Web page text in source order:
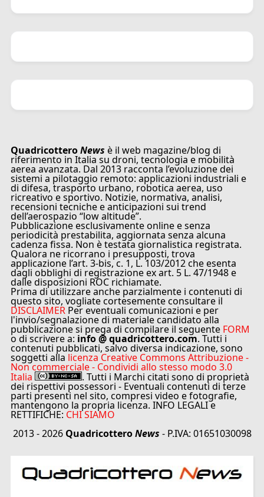
QuadricotteroNews è il web magazine/blog di
riferimento in Italia su droni, tecnologia e mobilità
aerea avanzata. Dal 2013 racconta l’evoluzione dei
sistemi a pilotaggio remoto: applicazioni industriali e
di difesa, trasporto urbano, robotica aerea, uso
ricreativo e sportivo. Notizie, normativa, analisi,
recensioni tecniche e anticipazioni sui trend
dell’aerospazio “low altitude”.
Pubblicazione esclusivamente online e senza
periodicità prestabilita, aggiornata senza alcuna
cadenza fissa. Non è testata giornalistica registrata.
Qualora ne ricorrano i presupposti, trova
applicazione l’art. 3-bis, c. 1, L. 103/2012 che esenta
dagli obblighi di registrazione ex art. 5 L. 47/1948 e
dalle disposizioni ROC richiamate.
Prima di utilizzare anche parzialmente i contenuti di
questo sito, vogliate cortesemente consultare il
DISCLAIMER Per eventuali comunicazioni e per
l'invio/segnalazione di materiale candidato alla
pubblicazione si prega di compilare il seguente FORM
o di scrivere a: info @ quadricottero.com. Tutti i
contenuti pubblicati, salvo diversa indicazione, sono
soggetti alla licenza Creative Commons Attribuzione -
Non commerciale - Condividi allo stesso modo 3.0
Italia . Tutti i Marchi citati sono di proprietà
dei rispettivi possessori - Eventuali contenuti di terze
parti presenti nel sito, compresi video e fotografie,
mantengono la propria licenza. INFO LEGALI e
RETTIFICHE: CHI SIAMO
2013 - 2026 QuadricotteroNews - P.IVA: 01651030098